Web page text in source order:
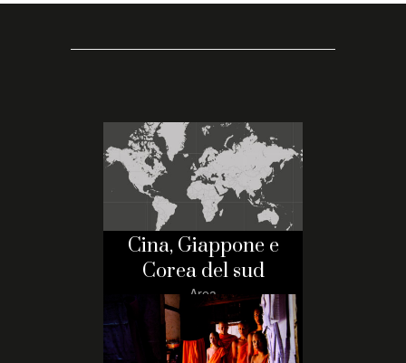
Cina, Giappone e
Corea del sud
Area